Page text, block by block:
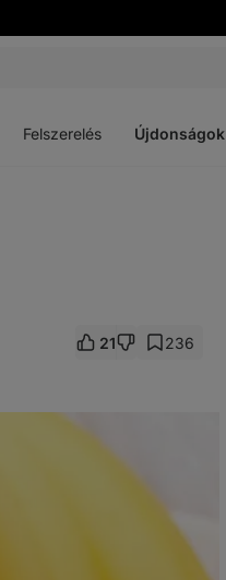
Felszerelés Újdonságok
21 236